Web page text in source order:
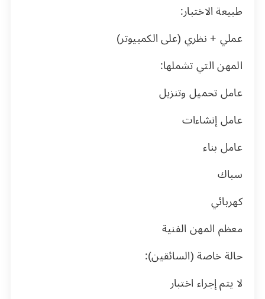
طبيعة الاختبار:
عملي + نظري (على الكمبيوتر)
المهن التي تشملها:
عامل تحميل وتنزيل
عامل إنشاءات
عامل بناء
سباك
كهربائي
معظم المهن الفنية
حالة خاصة (السائقين):
لا يتم إجراء اختبار